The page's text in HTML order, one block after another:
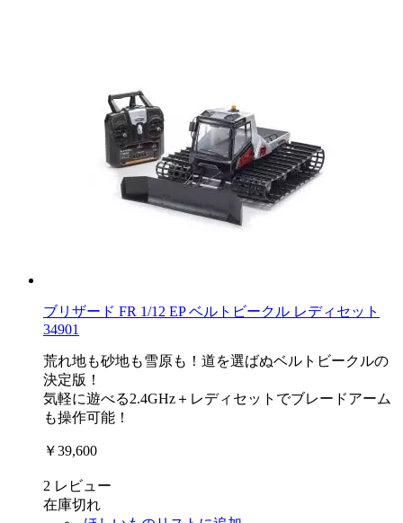
ブリザード FR 1/12 EP ベルトビークル レディセット
34901
荒れ地も砂地も雪原も！道を選ばぬベルトビークルの
決定版！
気軽に遊べる2.4GHz＋レディセットでブレードアーム
も操作可能！
￥39,600
2 レビュー
在庫切れ